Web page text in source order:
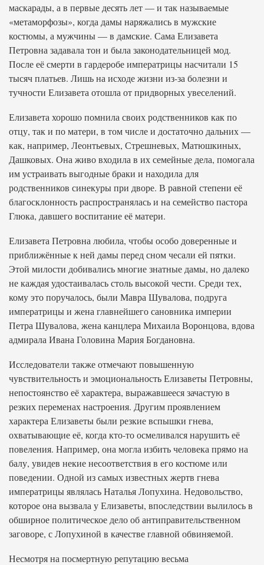
маскарады, а в первые десять лет — и так называемые
«метаморфозы», когда дамы наряжались в мужские
костюмы, а мужчины — в дамские. Сама Елизавета
Петровна задавала тон и была законодательницей мод.
После её смерти в гардеробе императрицы насчитали 15
тысяч платьев. Лишь на исходе жизни из-за болезни и
тучности Елизавета отошла от придворных увеселений.
Елизавета хорошо помнила своих родственников как по
отцу, так и по матери, в том числе и достаточно дальних —
как, например, Леонтьевых, Стрешневых, Матюшкиных,
Дашковых. Она живо входила в их семейные дела, помогала
им устраивать выгодные браки и находила для
родственников синекуры при дворе. В равной степени её
благосклонность распространялась и на семейство пастора
Глюка, давшего воспитание её матери.
Елизавета Петровна любила, чтобы особо доверенные и
приближённые к ней дамы перед сном чесали ей пятки.
Этой милости добивались многие знатные дамы, но далеко
не каждая удостаивалась столь высокой чести. Среди тех,
кому это поручалось, были Мавра Шувалова, подруга
императрицы и жена главнейшего сановника империи
Петра Шувалова, жена канцлера Михаила Воронцовa, вдова
адмирала Ивана Головина Мария Богдановна.
Исследователи также отмечают повышенную
чувствительность и эмоциональность Елизаветы Петровны,
непостоянство её характера, выражавшееся зачастую в
резких переменах настроения. Другим проявлением
характера Елизаветы были резкие вспышки гнева,
охватывающие её, когда кто-то осмеливался нарушить её
повеления. Например, она могла избить человека прямо на
балу, увидев некие несоответствия в его костюме или
поведении. Одной из самых известных жертв гнева
императрицы являлась Наталья Лопухина. Недовольство,
которое она вызвала у Елизаветы, впоследствии вылилось в
обширное политическое дело об антиправительственном
заговоре, с Лопухиной в качестве главной обвиняемой.
Несмотря на посмертную репутацию весьма